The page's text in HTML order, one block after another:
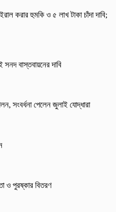
করার হুমকি ও ৫ লাখ টাকা চাঁদা দাবি;
বাস্তবায়নের দাবি
সংবর্ধনা পেলেন জুলাই যোদ্ধারা
ও পুরষ্কার বিতরণ